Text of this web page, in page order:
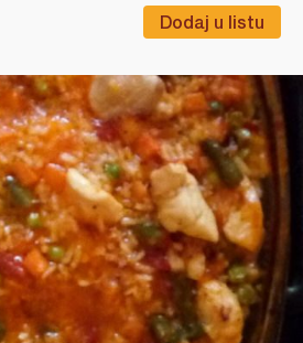
Dodaj u listu